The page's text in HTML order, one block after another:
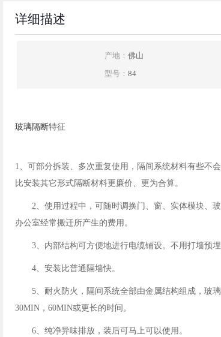
详细描述
产地： 佛山
型号： 84
玻璃隔断特征
1、可部分拆装、多次重复使用，隔间系统材料有些不
比安装其它形式隔断材料更廉价、更为合算。
2、使用过程中，可随时调换门、窗、实体模块、
办公室经常搬迁所产生的费用。
3、内部结构可方便地进行电缆铺设。不用打墙预
4、安装比普通隔墙快。
5、耐火防火，隔间系统全部由金属结构组成，玻
30MIN，60MIN或更长的时间。
6、纯净异味排放，装后可马上可以使用。